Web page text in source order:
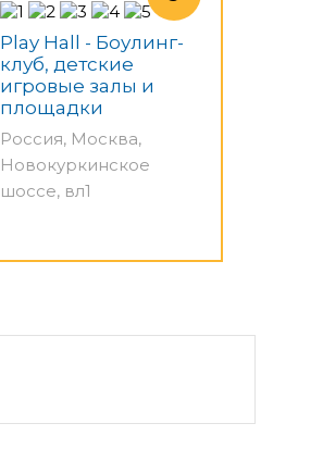
Play Hall - Боулинг-
клуб, детские
игровые залы и
площадки
Россия, Москва,
Новокуркинское
шоссе, вл1